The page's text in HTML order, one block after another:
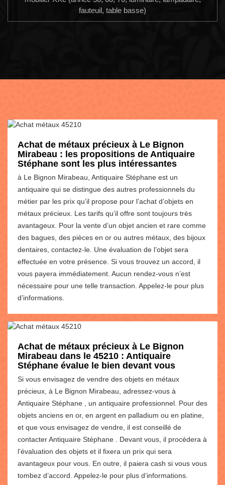
fauteuil, table basse)
Achat de métaux précieux à Le Bignon
Mirabeau : les propositions de Antiquaire
Stéphane sont les plus intéressantes
à Le Bignon Mirabeau, Antiquaire Stéphane est un
antiquaire qui se distingue des autres professionnels du
métier par les prix qu’il propose pour l’achat d’objets en
métaux précieux. Les tarifs qu’il offre sont toujours très
avantageux. Pour la vente d’un objet ancien et rare comme
des bagues, des pièces en or ou autres métaux, des bijoux
dentaires, contactez-le. Une évaluation de l’objet sera
effectuée en votre présence. Si vous trouvez un accord, il
vous payera immédiatement. Aucun rendez-vous n’est
nécessaire pour une telle transaction. Appelez-le pour plus
d’informations.
Achat de métaux précieux à Le Bignon
Mirabeau dans le 45210 : Antiquaire
Stéphane évalue le bien devant vous
Si vous envisagez de vendre des objets en métaux
précieux, à Le Bignon Mirabeau, adressez-vous à
Antiquaire Stéphane , un antiquaire professionnel. Pour des
objets anciens en or, en argent en palladium ou en platine,
et que vous envisagez de vendre, il est conseillé de
contacter Antiquaire Stéphane . Devant vous, il procédera à
l’évaluation des objets et il fixera un prix qui sera
avantageux pour vous. En outre, il paiera cash si vous vous
tombez d’accord. Appelez-le pour plus d’informations.